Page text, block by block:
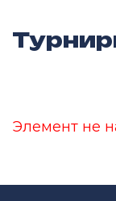
Элемент не